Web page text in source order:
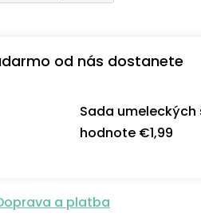
od nás dostanete
Sada
hodnote €1,99
a platba